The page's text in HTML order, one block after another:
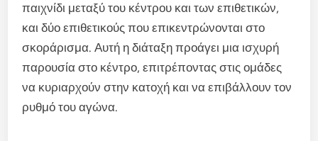
παιχνίδι μεταξύ του κέντρου και των επιθετικών,
και δύο επιθετικούς που επικεντρώνονται στο
σκοράρισμα. Αυτή η διάταξη προάγει μια ισχυρή
παρουσία στο κέντρο, επιτρέποντας στις ομάδες
να κυριαρχούν στην κατοχή και να επιβάλλουν τον
ρυθμό του αγώνα.